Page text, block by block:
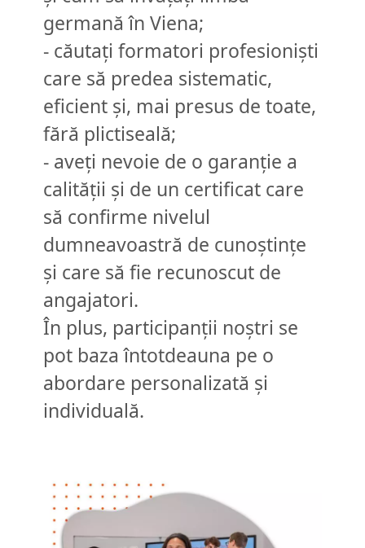
germană în Viena;
- căutați formatori profesioniști
care să predea sistematic,
eficient și, mai presus de toate,
fără plictiseală;
- aveți nevoie de o garanție a
calității și de un certificat care
să confirme nivelul
dumneavoastră de cunoștințe
și care să fie recunoscut de
angajatori.
În plus, participanții noștri se
pot baza întotdeauna pe o
abordare personalizată și
individuală.